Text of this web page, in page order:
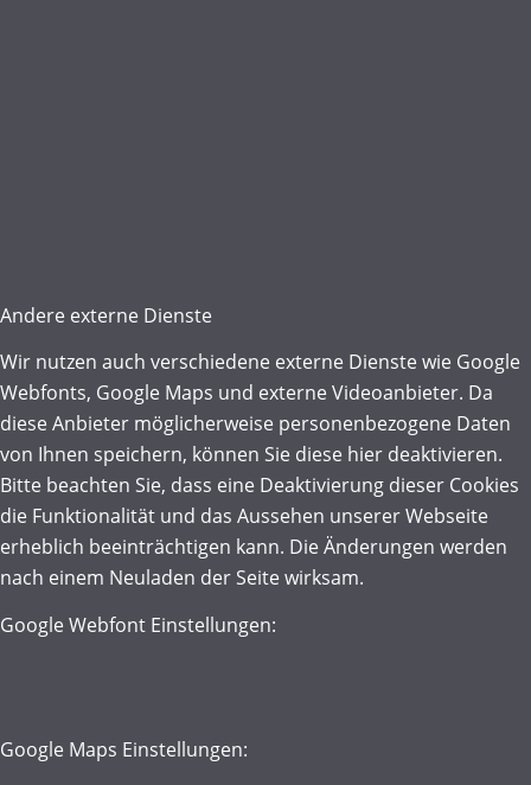
Andere externe Dienste
Wir nutzen auch verschiedene externe Dienste wie Google
Webfonts, Google Maps und externe Videoanbieter. Da
diese Anbieter möglicherweise personenbezogene Daten
von Ihnen speichern, können Sie diese hier deaktivieren.
Bitte beachten Sie, dass eine Deaktivierung dieser Cookies
die Funktionalität und das Aussehen unserer Webseite
erheblich beeinträchtigen kann. Die Änderungen werden
nach einem Neuladen der Seite wirksam.
Google Webfont Einstellungen:
Google Maps Einstellungen: